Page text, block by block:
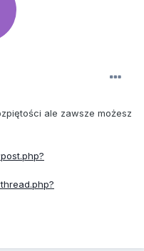
ale zawsze możesz